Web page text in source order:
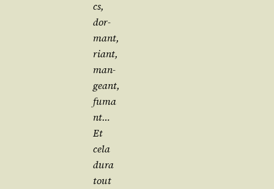
cs,
dor­
mant,
riant,
man­
geant,
fuma
nt…
Et
cela
dura
tout